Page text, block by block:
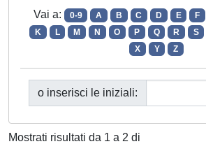
Vai a: 0-9 A B C D E F
K
L M N O P Q R S
X
Y Z
o inserisci le iniziali:
Mostrati risultati da 1 a 2 di